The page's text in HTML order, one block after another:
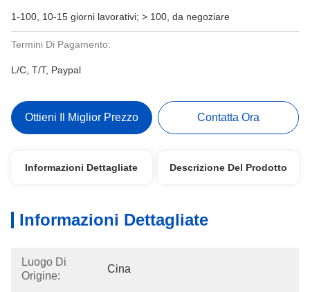
1-100, 10-15 giorni lavorativi; > 100, da negoziare
Termini Di Pagamento:
L/C, T/T, Paypal
Ottieni Il Miglior Prezzo Contatta Ora
Informazioni Dettagliate Descrizione Del Prodotto
Informazioni Dettagliate
Luogo Di
Origine:
Cina